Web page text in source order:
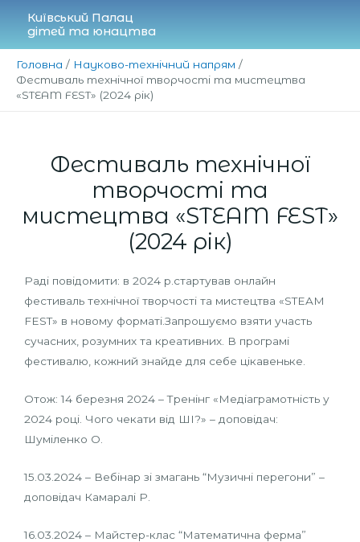
вмісту
Київський Палац
дітей та юнацтва
Головна
Науково-технічний напрям
Фестиваль технічної творчості та мистецтва
«STEAM FEST» (2024 рік)
Фестиваль технічної
творчості та
мистецтва «STEAM FEST»
(2024 рік)
Раді повідомити: в 2024 р.стартував онлайн
фестиваль технічної творчості та мистецтва «STEAM
FEST» в новому форматі.Запрошуємо взяти участь
сучасних, розумних та креативних. В програмі
фестивалю, кожний знайде для себе цікавеньке.
Отож: 14 березня 2024 – Тренінг «Медіаграмотність у
2024 році. Чого чекати від ШІ?» – доповідач:
Шуміленко О.
15.03.2024 – Вебінар зі змагань “Музичні перегони” –
доповідач Камаралі Р.
16.03.2024 – Майстер-клас “Математична ферма”